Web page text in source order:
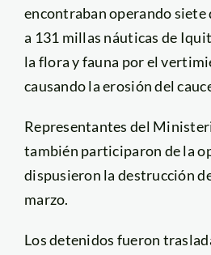
encontraban operando siete
a 131 millas náuticas de
la flora y fauna por el
causando la erosión del
Representantes del
también participaron de la
dispusieron la destrucción
marzo.
Los detenidos fueron